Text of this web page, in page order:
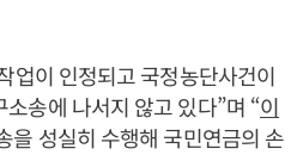
업이 인정되고 국정농단사건이
송에 나서지 않고 있다”며 “이
을 성실히 수행해 국민연금의 손